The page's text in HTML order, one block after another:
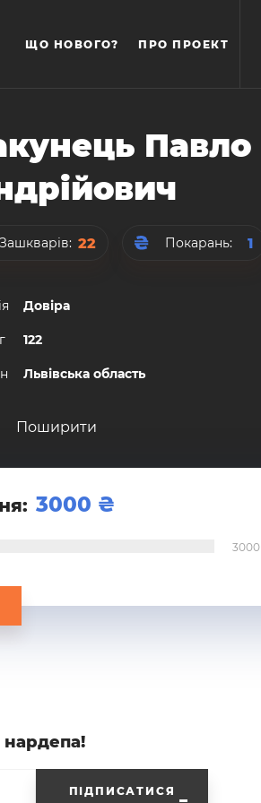
ЩО НОВОГО? ПРО ПРОЕКТ
Павло
Зашкварів: 22 Покарань: 1
Довіра
122
Львівська область
Поширити
3000
3000
нардепа!
ПІДПИСАТИСЯ